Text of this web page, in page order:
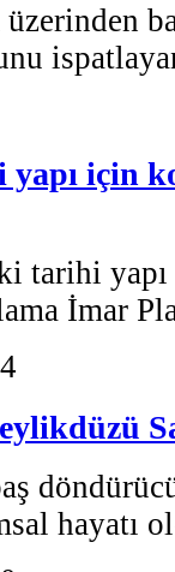
için
tarihi
İmar
hayatı